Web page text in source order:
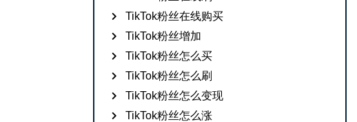
TikTok粉丝在线购买
TikTok粉丝增加
TikTok粉丝怎么买
TikTok粉丝怎么刷
TikTok粉丝怎么变现
TikTok粉丝怎么涨